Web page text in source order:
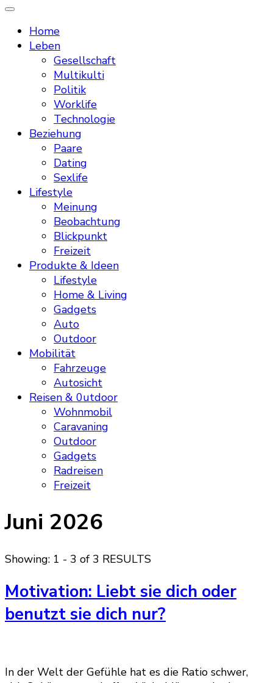
Mannsichten
Home
Leben
Gesellschaft
Multikulti
Politik
Worklife
Technologie
Beziehung
Paare
Dating
Sexlife
Lifestyle
Meinung
Beobachtung
Blickpunkt
Freizeit
Produkte & Ideen
Lifestyle
Home & Living
Gadgets
Auto
Outdoor
Mobilität
Fahrzeuge
Autosicht
Reisen & 0utdoor
Wohnmobil
Caravaning
Outdoor
Gadgets
Radreisen
Freizeit
Juni 2026
Showing: 1 - 3 of 3 RESULTS
Motivation: Liebt sie dich oder
benutzt sie dich nur?
In der Welt der Gefühle hat es die Ratio schwer,